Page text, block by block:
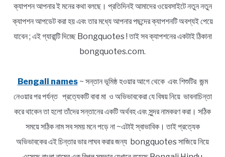
ক্যাপশন আপনার ই মনের কথা বলছে। প্রতিদিনই আমাদের ওয়েবসাইটে নতুন নতুন
ক্যাপশন আপডেট করা হয় এবং তার মধ্যে আপনার পছন্দের ক্যাপশনটি অবশ্যই পেয়ে
যাবেন ; এই গ্যারান্টি দিচ্ছে Bongquotes ! তাই সব ক্যাপশনের একটাই ঠিকানা
bongquotes.com.
Bengali names~ সন্তান ভূমিষ্ঠ হওয়ার আগে থেকে এবং শিশুটির জন্ম
নেওয়ার পর পর্যন্ত প্রত্যেকটি বাবা মা ও অভিভাবকেরা যে বিষয় নিয়ে ভাবনাচিন্তা
করে থাকেন তা হলো তাঁদের সন্তানের একটি অর্থবহ এবং সুন্দর নামকরণ করা। সঠিক
সময়ে সঠিক নাম সব সময় মনে পড়ে না ~এটাই স্বাভাবিক। তাই প্রত্যেক
অভিভাবকের এই চিন্তার ভার লাঘব করার জন্য bongquotes সাজিয়ে নিয়ে